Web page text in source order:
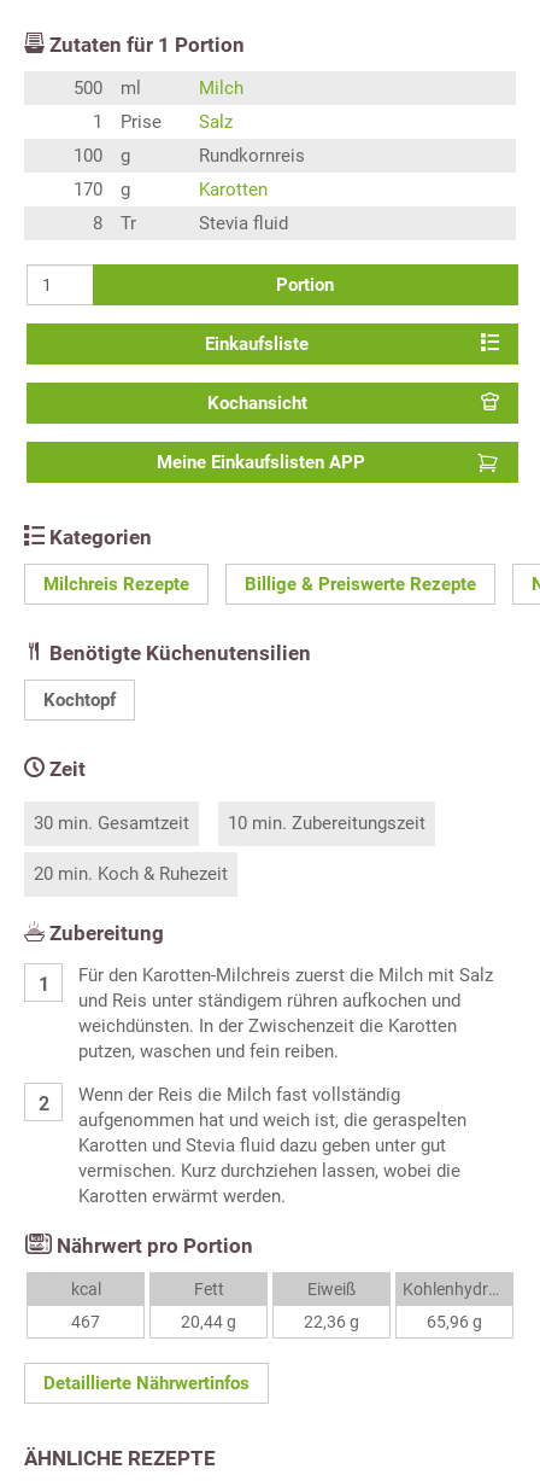
Zutaten für 1 Portion
500 ml
Milch
1
Prise
Salz
100
g
Rundkornreis
170
g
Karotten
8
Tr Stevia fluid
Portion
Einkaufsliste
Kochansicht
Meine Einkaufslisten APP
Kategorien
Milchreis Rezepte Billige & Preiswerte Rezepte
Benötigte Küchenutensilien
Kochtopf
Zeit
30 min. Gesamtzeit 10 min. Zubereitungszeit
20 min. Koch & Ruhezeit
Zubereitung
Für den Karotten-Milchreis zuerst die Milch mit Salz
und Reis unter ständigem rühren aufkochen und
weichdünsten. In der Zwischenzeit die Karotten
putzen, waschen und fein reiben.
Wenn der Reis die Milch fast vollständig
aufgenommen hat und weich ist, die geraspelten
Karotten und Stevia fluid dazu geben unter gut
vermischen. Kurz durchziehen lassen, wobei die
Karotten erwärmt werden.
Nährwert pro Portion
kcal
467
Fett
20,44 g
Eiweiß
22,36 g
Kohlenhydrate
65,96 g
Detaillierte Nährwertinfos
ÄHNLICHE REZEPTE